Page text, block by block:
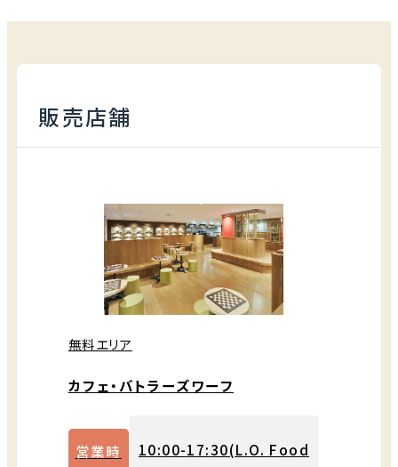
販売店舗
無料エリア
カフェ・バトラーズワーフ
営業時
10:00-17:30(L.O. Food